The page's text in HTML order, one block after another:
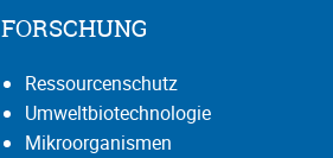
FORSCHUNG
Ressourcenschutz
Umweltbiotechnologie
Mikroorganismen